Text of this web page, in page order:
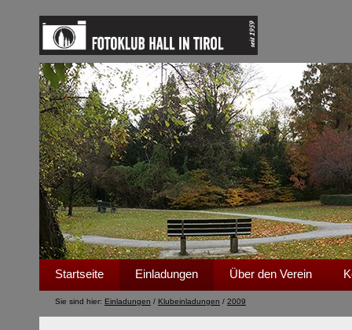
Startseite Einladungen Über den Verein
Sie sind hier: Einladungen / Klubeinladungen / 2009